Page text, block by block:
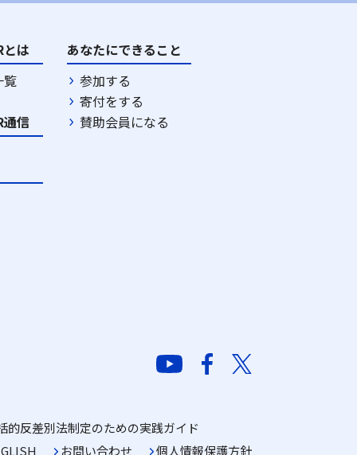
とは
覧
通信
あなたにできること
参加する
寄付をする
賛助会員になる
的反差別法制定のための実践ガイド
お問い合わせ 個人情報保護方針